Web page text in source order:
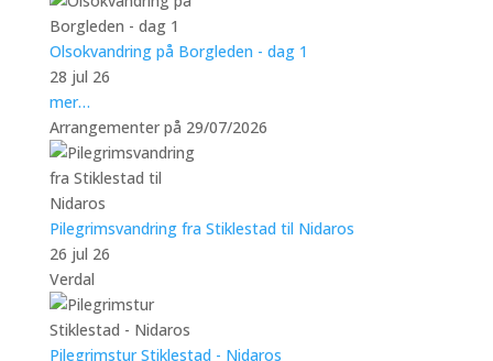
Olsokvandring på Borgleden - dag 1
28 jul 26
mer…
Arrangementer på 29/07/2026
Pilegrimsvandring fra Stiklestad til Nidaros
26 jul 26
Verdal
Pilegrimstur Stiklestad - Nidaros